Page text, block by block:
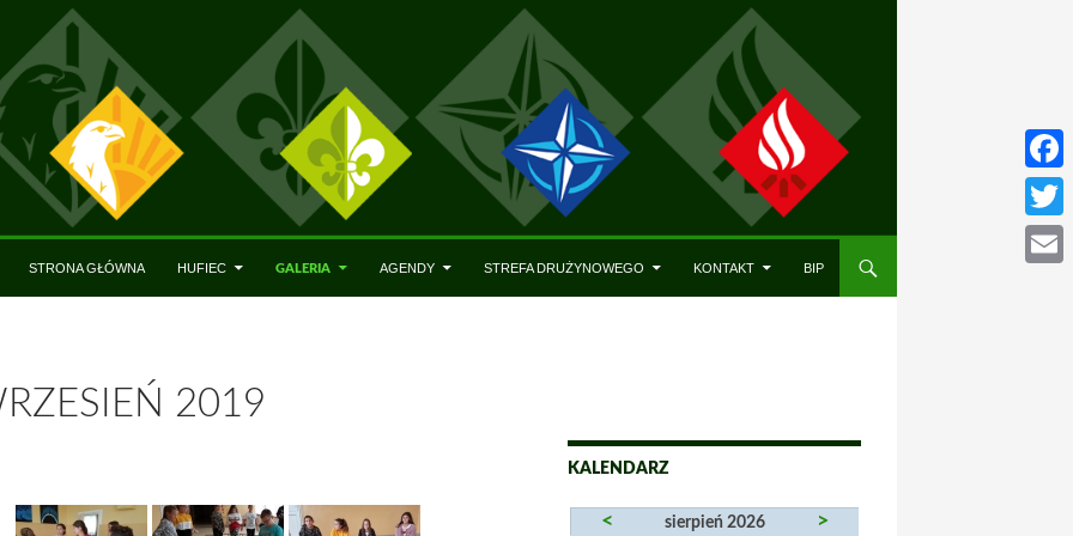
STRONA GŁÓWNA HUFIEC GALERIA AGENDY STREFA DRUŻYNOWEGO KONTAKT BIP
2019
KALENDARZ
< sierpień 2026 >